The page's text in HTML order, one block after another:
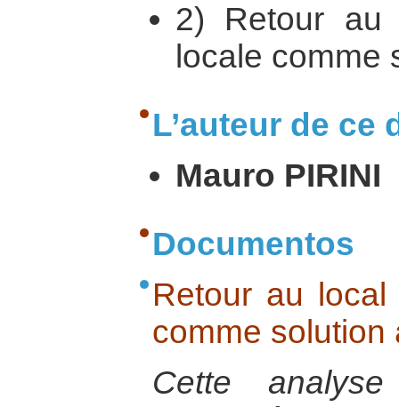
2) Retour au
locale comme
L’auteur de ce
Mauro PIRINI
Documentos
Retour au
comme solution
Cette